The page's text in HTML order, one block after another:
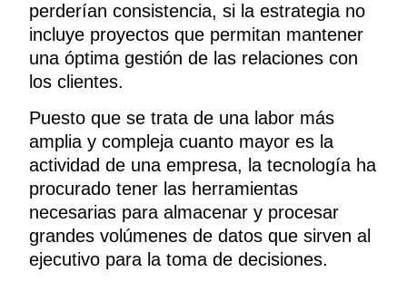
perderían consistencia, si la estrategia no
incluye proyectos que permitan mantener
una óptima gestión de las relaciones con
los clientes.
Puesto que se trata de una labor más
amplia y compleja cuanto mayor es la
actividad de una empresa, la tecnología ha
procurado tener las herramientas
necesarias para almacenar y procesar
grandes volúmenes de datos que sirven al
ejecutivo para la toma de decisiones.